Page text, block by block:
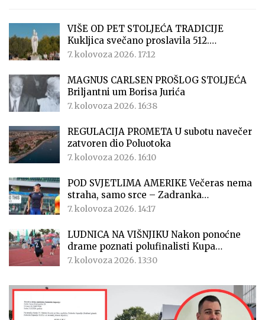
VIŠE OD PET STOLJEĆA TRADICIJE
Kukljica svečano proslavila 512.…
7. kolovoza 2026. 17:12
MAGNUS CARLSEN PROŠLOG STOLJEĆA
Briljantni um Borisa Jurića
7. kolovoza 2026. 16:38
REGULACIJA PROMETA U subotu navečer
zatvoren dio Poluotoka
7. kolovoza 2026. 16:10
POD SVJETLIMA AMERIKE Večeras nema
straha, samo srce – Zadranka…
7. kolovoza 2026. 14:17
LUDNICA NA VIŠNJIKU Nakon ponoćne
drame poznati polufinalisti Kupa…
7. kolovoza 2026. 13:30